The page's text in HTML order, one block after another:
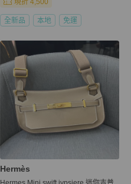
現折 4,500
全新品 本地 免運
Hermès